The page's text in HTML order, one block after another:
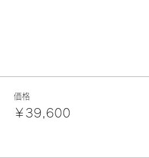
価格
￥39,600